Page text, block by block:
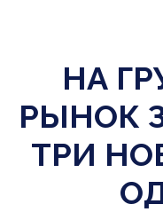
НА
РЫНОК
ТРИ